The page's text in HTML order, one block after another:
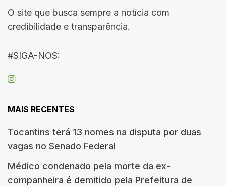
O site que busca sempre a notícia com
credibilidade e transparência.
#SIGA-NOS:
MAIS RECENTES
Tocantins terá 13 nomes na disputa por duas
vagas no Senado Federal
Médico condenado pela morte da ex-
companheira é demitido pela Prefeitura de